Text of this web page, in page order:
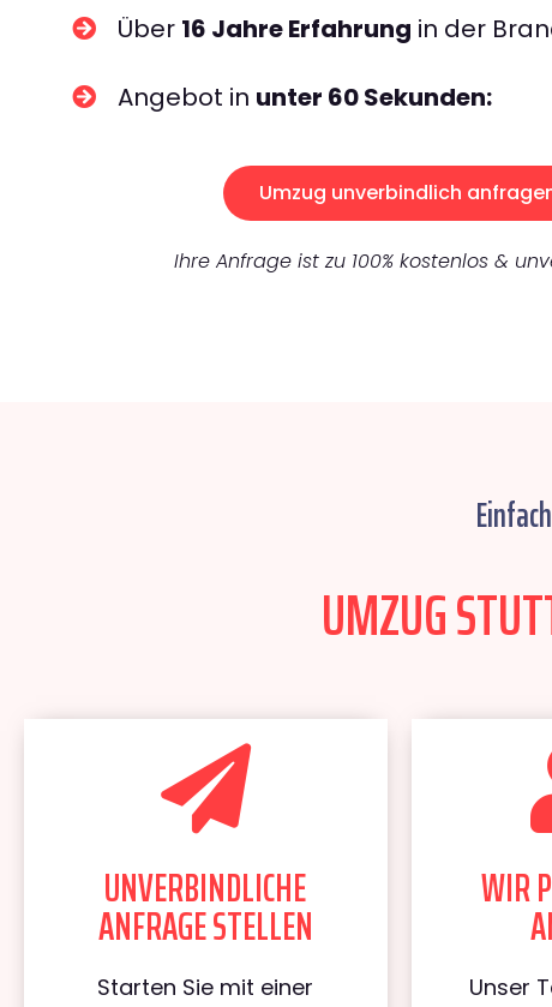
Über 16 Jahre Erfahrung in der
Angebot in unter 60 Sekunden:
Umzug unverbindlich
Ihre Anfrage ist zu 100% kostenlos &
UMZUG
UNVERBINDLICHE
ANFRAGE STELLEN
Starten Sie mit einer
WIR
Unser